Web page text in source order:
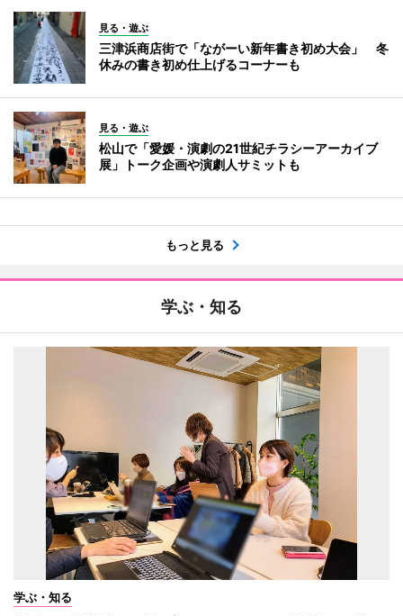
見る・遊ぶ
三津浜商店街で「ながーい新年書き初め大会」 冬
休みの書き初め仕上げるコーナーも
見る・遊ぶ
松山で「愛媛・演劇の21世紀チラシーアーカイブ
展」トーク企画や演劇人サミットも
もっと見る
学ぶ・知る
学ぶ・知る